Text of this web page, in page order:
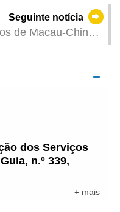
da “Zona pedonal
antigo da Taipa
Seguinte notícia
de Macau-China”
com instituições
o ensino
dos Serviços
n.º 339,
+ mais